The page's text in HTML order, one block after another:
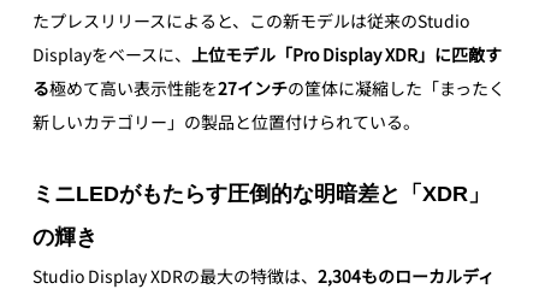
たプレスリリースによると、この新モデルは従来のStudio
Displayをベースに、 上位モデル「Pro Display XDR」に匹敵す
る極めて高い表示性能を27インチの筐体に凝縮した「まったく
新しいカテゴリー」の製品と位置付けられている。
ミニLEDがもたらす圧倒的な明暗差と「XDR」
の輝き
Studio Display XDRの最大の特徴は、 2,304ものローカルディ